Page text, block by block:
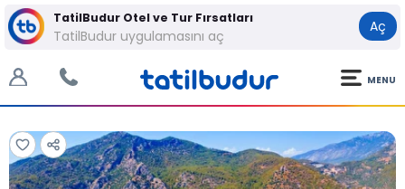
TatilBudur Otel ve Tur Fırsatları
TatilBudur uygulamasını aç
Aç
MENU
Tüm Fotoğraflar